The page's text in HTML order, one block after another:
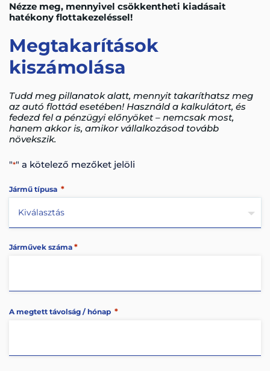
Nézze meg, mennyivel csökkentheti kiadásait
hatékony flottakezeléssel!
Megtakarítások
kiszámolása
Tudd meg pillanatok alatt, mennyit takaríthatsz meg
az autó flottád esetében! Használd a kalkulátort, és
fedezd fel a pénzügyi előnyöket – nemcsak most,
hanem akkor is, amikor vállalkozásod tovább
növekszik.
"*" a kötelező mezőket jelöli
Jármű típusa *
Járművek száma *
A megtett távolság / hónap *